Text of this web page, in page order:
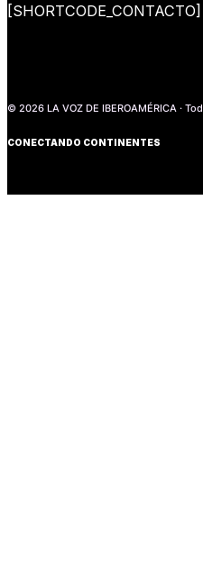
[SHORTCODE_CONTACTO]
© 2026 LA VOZ DE IBEROAMÉRICA ·
CONECTANDO CONTINENTES